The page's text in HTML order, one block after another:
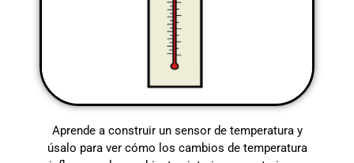
Aprende a construir un sensor de temperatura y
úsalo para ver cómo los cambios de temperatura